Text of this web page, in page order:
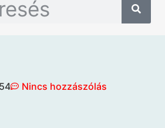
Nincs hozzászólás